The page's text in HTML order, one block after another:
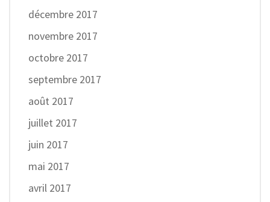
décembre 2017
novembre 2017
octobre 2017
septembre 2017
août 2017
juillet 2017
juin 2017
mai 2017
avril 2017